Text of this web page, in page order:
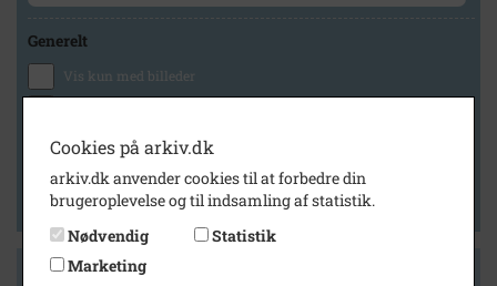
Generelt
Vis kun med billeder
Vis kun med lydklip
Vis kun med kilder
Vis kun med geo-tag
Side 1 af 1
Cookies på arkiv.dk
arkiv.dk anvender cookies til at forbedre din
brugeroplevelse og til indsamling af statistik.
Nødvendig
Statistik
Marketing